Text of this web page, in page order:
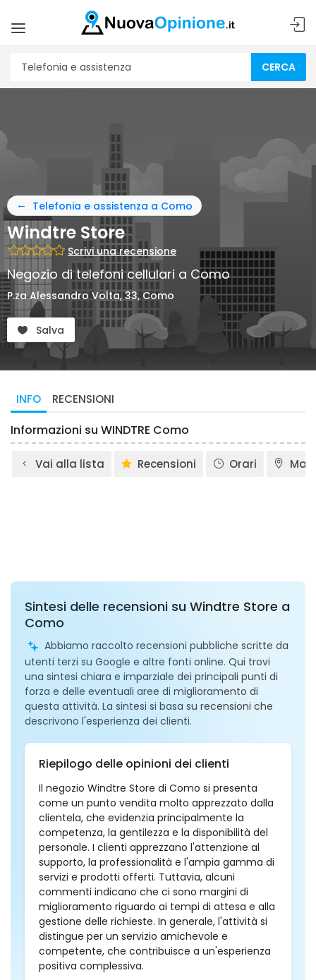
CERCA
Telefonia e assistenza a Como
Windtre Store
Scrivi una recensione
Negozio di telefoni cellulari a Como
P.za Alessandro Volta, 33, Como
Salva
INFO RECENSIONI
Informazioni su WINDTRE Como
Vai alla lista Recensioni Orari
Sintesi delle recensioni su Windtre Store a
Como
Abbiamo raccolto recensioni pubbliche scritte da
utenti terzi su Google e altre fonti online. Qui trovi
una sintesi chiara e imparziale dei principali punti di
forza e delle eventuali aree di miglioramento di
questa attività. La sintesi si basa su recensioni che
descrivono l'esperienza dei clienti.
Riepilogo delle opinioni dei clienti
Il negozio Windtre Store di Como si presenta
come un punto vendita molto apprezzato dalla
clientela, che evidenzia principalmente la
competenza, la gentilezza e la disponibilità del
personale. I clienti apprezzano l'attenzione al
supporto, la professionalità e l'ampia gamma di
servizi e prodotti offerti. Tuttavia, alcuni
commenti indicano che ci sono margini di
miglioramento riguardo ai tempi di attesa e alla
gestione delle richieste. In generale, l'attività si
distingue per un servizio amichevole e
competente, che contribuisce a un'esperienza
positiva complessiva.